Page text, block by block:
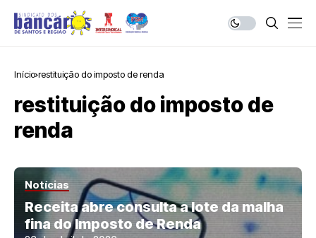
Início restituição do imposto de renda
restituição do imposto de
renda
Notícias
Receita abre consulta a lote da malha
fina do Imposto de Renda